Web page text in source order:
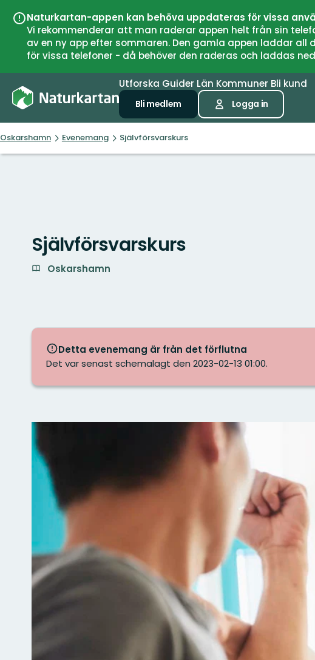
Naturkartan-appen kan behöva uppdateras för vissa
Vi rekommenderar att man raderar appen helt från sin
av en ny app efter sommaren. Den gamla appen laddar
för vissa telefoner - då behöver den raderas och laddas
Utforska Guider Län Kommuner Bli kund
Bli medlem Logga in
Oskarshamn Evenemang Självförsvarskurs
Självförsvarskurs
Oskarshamn
Detta evenemang är från det förflutna
Det var senast schemalagt den 2023-02-13 01:00.
Bilder